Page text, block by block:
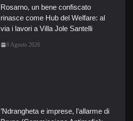
Rosarno, un bene confiscato
rinasce come Hub del Welfare: al
via i lavori a Villa Jole Santelli
8 Agosto 2026
’Ndrangheta e imprese, l’allarme di